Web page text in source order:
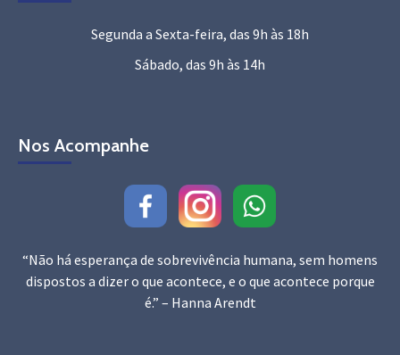
Segunda a Sexta-feira, das 9h às 18h
Sábado, das 9h às 14h
Nos Acompanhe
“Não há esperança de sobrevivência humana, sem homens
dispostos a dizer o que acontece, e o que acontece porque
é.” – Hanna Arendt